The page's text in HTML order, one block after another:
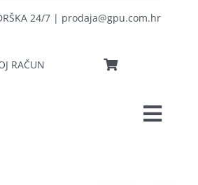
24/7 | prodaja@gpu.com.hr
RAČUN